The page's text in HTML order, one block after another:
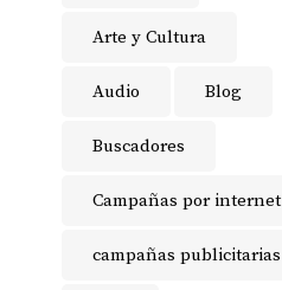
Arte y Cultura
Audio Blog
Buscadores
Campañas por internet
campañas publicitarias